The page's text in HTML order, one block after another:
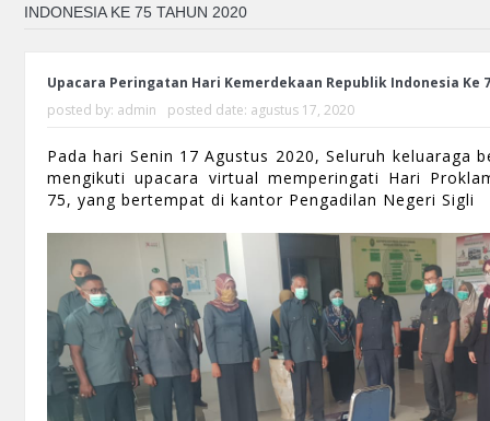
INDONESIA KE 75 TAHUN 2020
Upacara Peringatan Hari Kemerdekaan Republik Indonesia Ke
posted by: admin posted date: agustus 17, 2020
Pada hari Senin 17 Agustus 2020, Seluruh keluaraga
mengikuti upacara virtual memperingati Hari
75, yang bertempat di kantor Pengadilan Negeri Sigli